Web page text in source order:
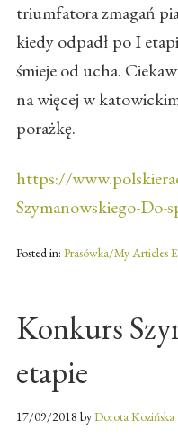
triumfatora zmagań
kiedy odpadł po I
śmieje od ucha.
na więcej w
porażkę.
https://
Szymanowskiego-Do-
Posted in: Prasówka/My Articles
Konkurs
etapie
17/09/2018 byDorota Kozińska